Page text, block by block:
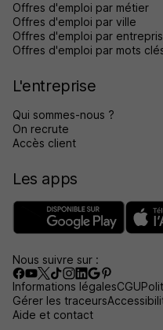
Offres d'emploi par métier
Offres d'emploi par ville
Offres d'emploi par
Offres d'emploi par mots
L'entreprise
Qui sommes-nous ?
On recrute
Accès client
Les apps
Nous suivre sur :
Informations légalesCGU
Gérer les traceurs
Aide et contact